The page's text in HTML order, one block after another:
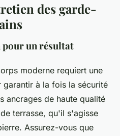
des garde-
un résultat
moderne requiert une
garantir à la fois la sécurité
ancrages de haute qualité
terrasse, qu'il s'agisse
Assurez-vous que